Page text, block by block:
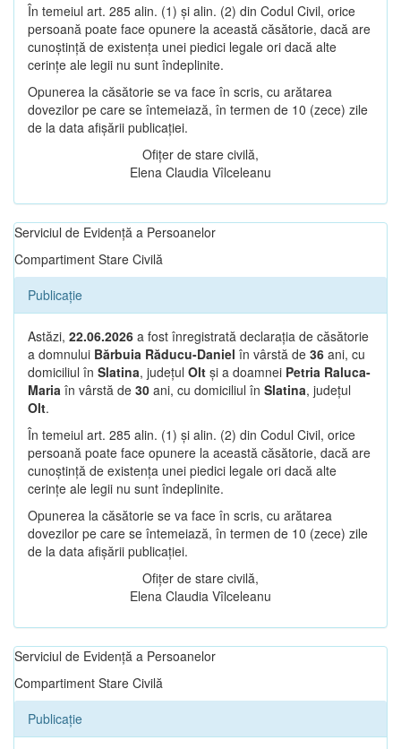
În temeiul art. 285 alin. (1) și alin. (2) din Codul Civil, orice
persoană poate face opunere la această căsătorie, dacă are
cunoștință de existența unei piedici legale ori dacă alte
cerințe ale legii nu sunt îndeplinite.
Opunerea la căsătorie se va face în scris, cu arătarea
dovezilor pe care se întemeiază, în termen de 10 (zece) zile
de la data afișării publicației.
Ofițer de stare civilă,
Elena Claudia Vîlceleanu
Serviciul de Evidență a Persoanelor
Compartiment Stare Civilă
Publicație
Astăzi, 22.06.2026 a fost înregistrată declarația de căsătorie
a domnului Bărbuia Răducu-Daniel în vârstă de 36 ani, cu
domiciliul în Slatina, județul Olt și a doamnei Petria Raluca-
Maria în vârstă de 30 ani, cu domiciliul în Slatina, județul
Olt.
În temeiul art. 285 alin. (1) și alin. (2) din Codul Civil, orice
persoană poate face opunere la această căsătorie, dacă are
cunoștință de existența unei piedici legale ori dacă alte
cerințe ale legii nu sunt îndeplinite.
Opunerea la căsătorie se va face în scris, cu arătarea
dovezilor pe care se întemeiază, în termen de 10 (zece) zile
de la data afișării publicației.
Ofițer de stare civilă,
Elena Claudia Vîlceleanu
Serviciul de Evidență a Persoanelor
Compartiment Stare Civilă
Publicație